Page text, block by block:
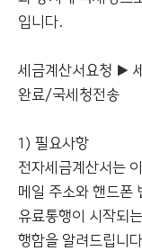
입니다.
세금계산서요청 ▶
완료/국세청전송
1) 필요사항
전자세금계산서는
메일 주소와 핸드폰
유료통행이 시작되
행함을 알려드립니